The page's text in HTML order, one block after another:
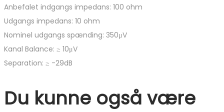
Anbefalet indgangs impedans: 100 ohm
Udgangs impedans: 10 ohm
Nominel udgangs spænding: 350μV
Kanal Balance: ≥ 10μV
Separation: ≥ -29dB
Du kunne også være